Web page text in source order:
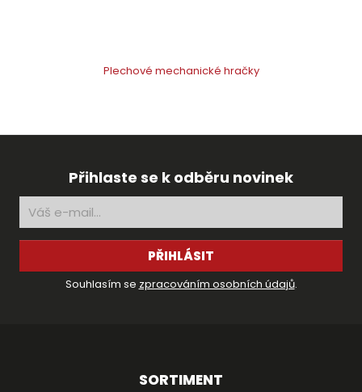
Plechové mechanické hračky
Přihlaste se k odběru novinek
PŘIHLÁSIT
Souhlasím se zpracováním osobních údajů.
SORTIMENT